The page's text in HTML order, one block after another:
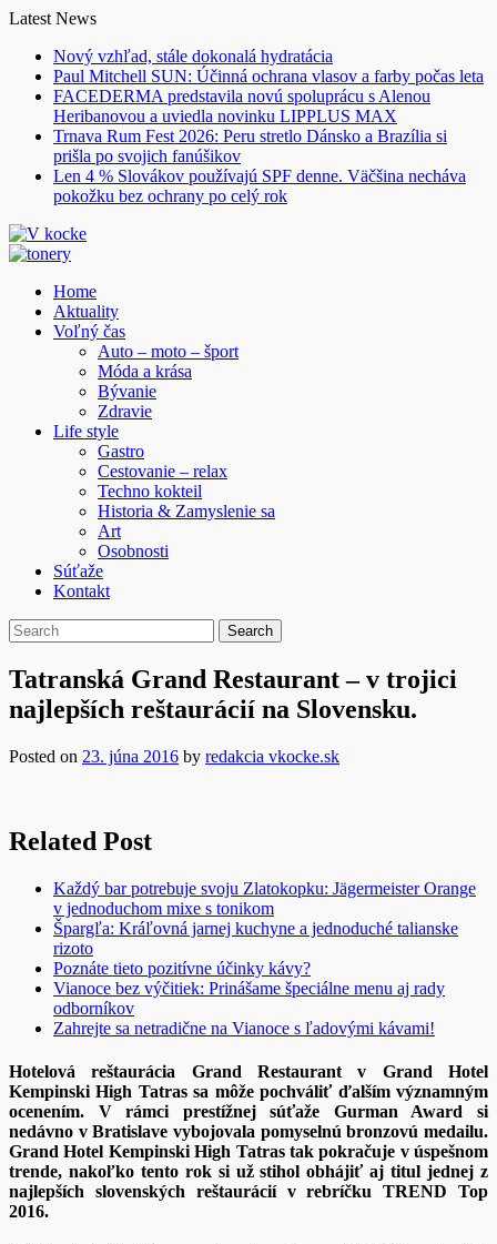
Skip
content
Latest News
Nový vzhľad, stále dokonalá hydratácia
Paul Mitchell SUN: Účinná ochrana vlasov a farby počas leta
FACEDERMA predstavila novú spoluprácu s Alenou
Heribanovou a uviedla novinku LIPPLUS MAX
Trnava Rum Fest 2026: Peru stretlo Dánsko a Brazília si
prišla po svojich fanúšikov
Len 4 % Slovákov používajú SPF denne. Väčšina necháva
pokožku bez ochrany po celý rok
Home
Aktuality
Voľný čas
Auto – moto – šport
Móda a krása
Bývanie
Zdravie
Life style
Gastro
Cestovanie – relax
Techno kokteil
Historia & Zamyslenie sa
Art
Osobnosti
Súťaže
Kontakt
Tatranská Grand Restaurant – v trojici
najlepších reštaurácií na Slovensku.
Posted on 23. júna 2016 by redakcia vkocke.sk
Related Post
Každý bar potrebuje svoju Zlatokopku: Jägermeister Orange
v jednoduchom mixe s tonikom
Špargľa: Kráľovná jarnej kuchyne a jednoduché talianske
rizoto
Poznáte tieto pozitívne účinky kávy?
Vianoce bez výčitiek: Prinášame špeciálne menu aj rady
odborníkov
Zahrejte sa netradične na Vianoce s ľadovými kávami!
Hotelová reštaurácia Grand Restaurant v Grand Hotel
Kempinski High Tatras sa môže pochváliť ďalším významným
ocenením. V rámci prestížnej súťaže Gurman Award si
nedávno v Bratislave vybojovala pomyselnú bronzovú medailu.
Grand Hotel Kempinski High Tatras tak pokračuje v úspešnom
trende, nakoľko tento rok si už stihol obhájiť aj titul jednej z
najlepších slovenských reštaurácií v rebríčku TREND Top
2016.